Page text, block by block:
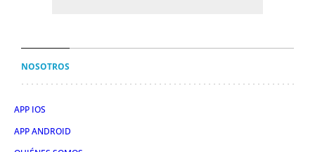
NOSOTROS
APP IOS
APP ANDROID